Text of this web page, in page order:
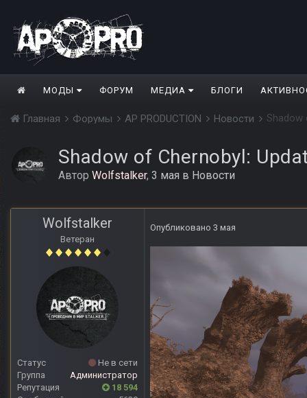
МОДЫ ФОРУМ МЕДИА БЛОГИ
Главная Форумы AP PRODUCTION Новости Shadow
Shadow of Chernobyl:
Автор Wolfstalker, 3 мая в Новости
Wolfstalker
Ветеран
Статус
Не в сети
Группа
Администратор
Репутация
18 594
Опубликовано 3 мая